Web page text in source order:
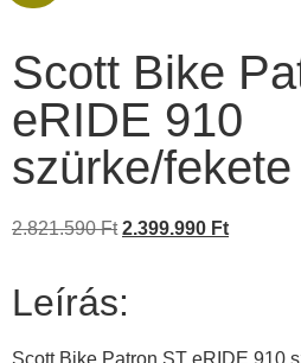
Scott Bike
eRIDE 910
szürke/
2.821.590Ft 2.399.990 Ft
Leírás: